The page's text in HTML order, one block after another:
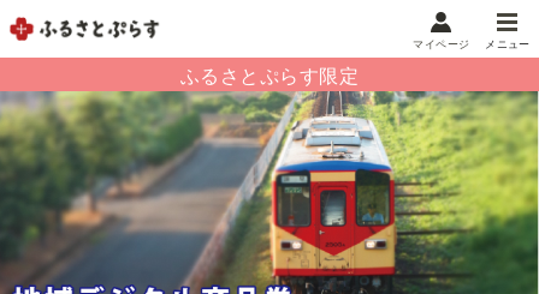
メニュー
マイページ
お気に入り 閲覧履歴
メニュー
お礼の品から探す
マイページ